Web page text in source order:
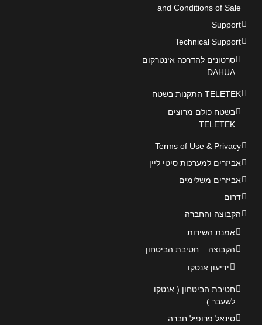
and Conditions of Sale
Support
Technical Support
סרטונים להדרכה אינטרקום
DAHUA
TELETEK התקנות בשטח
בשטח כולם מרוצים
TELETEK
Terms of Use & Privacy
אביזרים למערכות סיטי ליין
אביזרים משלימים
דרום
הקבוצה והחברה
אמנת השירות
הקבוצה – חטיבת הביטחון
ידיעון אנטקו
חטיבת הביטחון ( אנטקו
לשעבר )
סינאל פרופיל חברה